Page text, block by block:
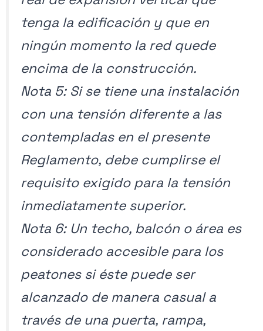
tenga la edificación y que en
ningún momento la red quede
encima de la construcción.
Nota 5: Si se tiene una instalación
con una tensión diferente a las
contempladas en el presente
Reglamento, debe cumplirse el
requisito exigido para la tensión
inmediatamente superior.
Nota 6: Un techo, balcón o área es
considerado accesible para los
peatones si éste puede ser
alcanzado de manera casual a
través de una puerta, rampa,